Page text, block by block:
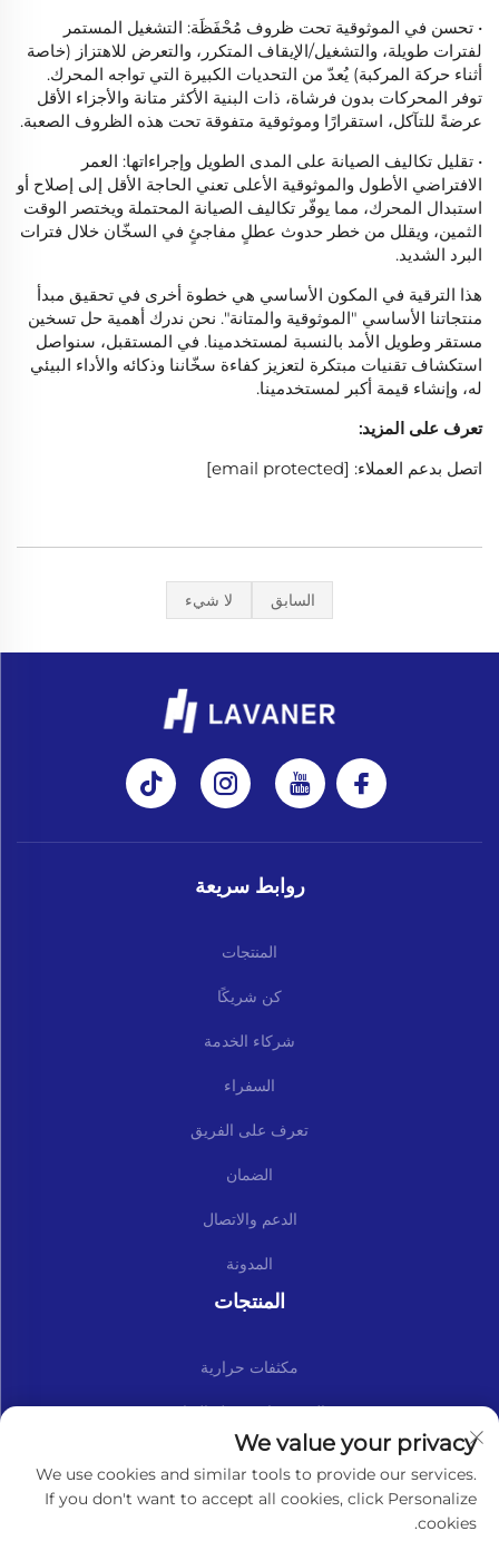
• تحسن في الموثوقية تحت ظروف مُحْفَظَة: التشغيل المستمر
لفترات طويلة، والتشغيل/الإيقاف المتكرر، والتعرض للاهتزاز (خاصة
أثناء حركة المركبة) يُعدّ من التحديات الكبيرة التي تواجه المحرك.
توفر المحركات بدون فرشاة، ذات البنية الأكثر متانة والأجزاء الأقل
عرضةً للتآكل، استقرارًا وموثوقية متفوقة تحت هذه الظروف الصعبة.
• تقليل تكاليف الصيانة على المدى الطويل وإجراءاتها: العمر
الافتراضي الأطول والموثوقية الأعلى تعني الحاجة الأقل إلى إصلاح أو
استبدال المحرك، مما يوفّر تكاليف الصيانة المحتملة ويختصر الوقت
الثمين، ويقلل من خطر حدوث عطلٍ مفاجئٍ في السخّان خلال فترات
البرد الشديد.
هذا الترقية في المكون الأساسي هي خطوة أخرى في تحقيق مبدأ
منتجاتنا الأساسي "الموثوقية والمتانة". نحن ندرك أهمية حل تسخين
مستقر وطويل الأمد بالنسبة لمستخدمينا. في المستقبل، سنواصل
استكشاف تقنيات مبتكرة لتعزيز كفاءة سخّاننا وذكائه والأداء البيئي
له، وإنشاء قيمة أكبر لمستخدمينا.
تعرف على المزيد:
اتصل بدعم العملاء: [email protected]
السابق لا شيء
روابط سريعة
المنتجات
كن شريكًا
شركاء الخدمة
السفراء
تعرف على الفريق
الضمان
الدعم والاتصال
المدونة
المنتجات
مكثفات حرارية
المجموعات وقطع الغيار
اشترك في نشرتنا الإخبارية
We value your privacy
We use cookies and similar tools to provide our services.
If you don't want to accept all cookies, click Personalize
cookies.